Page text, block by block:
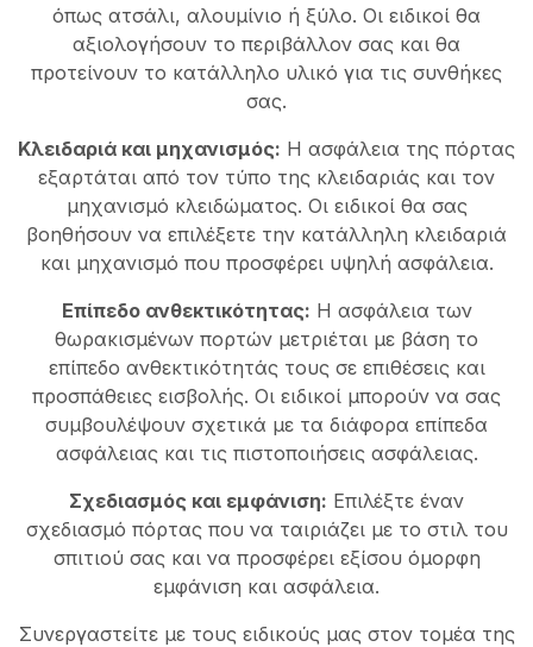
όπως ατσάλι, αλουμίνιο ή ξύλο. Οι ειδικοί θα
αξιολογήσουν το περιβάλλον σας και θα
προτείνουν το κατάλληλο υλικό για τις συνθήκες
σας.
Κλειδαριά και μηχανισμός: Η ασφάλεια της πόρτας
εξαρτάται από τον τύπο της κλειδαριάς και τον
μηχανισμό κλειδώματος. Οι ειδικοί θα σας
βοηθήσουν να επιλέξετε την κατάλληλη κλειδαριά
και μηχανισμό που προσφέρει υψηλή ασφάλεια.
Επίπεδο ανθεκτικότητας: Η ασφάλεια των
θωρακισμένων πορτών μετριέται με βάση το
επίπεδο ανθεκτικότητάς τους σε επιθέσεις και
προσπάθειες εισβολής. Οι ειδικοί μπορούν να σας
συμβουλέψουν σχετικά με τα διάφορα επίπεδα
ασφάλειας και τις πιστοποιήσεις ασφάλειας.
Σχεδιασμός και εμφάνιση: Επιλέξτε έναν
σχεδιασμό πόρτας που να ταιριάζει με το στιλ του
σπιτιού σας και να προσφέρει εξίσου όμορφη
εμφάνιση και ασφάλεια.
Συνεργαστείτε με τους ειδικούς μας στον τομέα της